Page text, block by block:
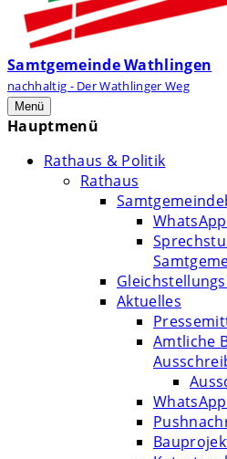
Samtgemeinde Wathlingen
nachhaltig - Der Wathlinger Weg
Menü
Hauptmenü
Rathaus & Politik
Rathaus
Aktuelles
Amtliche